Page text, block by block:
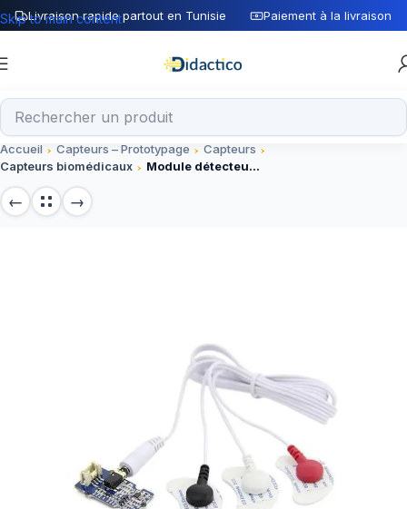
Livraison rapide partout en Tunisie Paiement à la livraison
Skip to main content
Accueil Capteurs – Prototypage
Capteurs
Capteurs biomédicaux
Module détecteur EMG Grove